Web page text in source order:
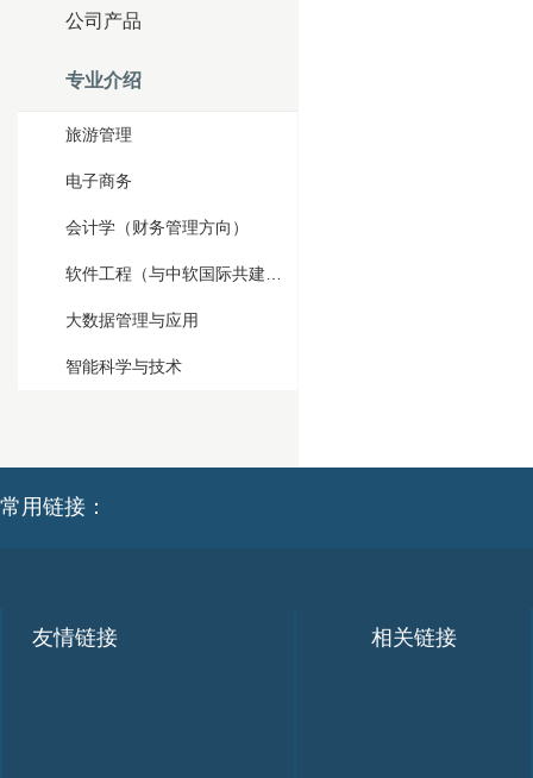
公司产品
专业介绍
旅游管理
电子商务
会计学（财务管理方向）
软件工程（与中软国际共建项目）
大数据管理与应用
智能科学与技术
常用链接：
友情链接 相关链接